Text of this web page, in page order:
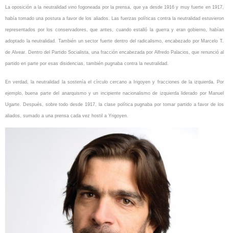
La oposición a la neutralidad vino fogoneada por la prensa, que ya desde 1916 y muy fuerte en 1917,
había tomado una postura a favor de los aliados. Las fuerzas políticas contra la neutralidad estuvieron
representados por los conservadores, que antes, cuando estalló la guerra y eran gobierno, habían
adoptado la neutralidad. También un sector fuerte dentro del radicalismo, encabezado por Marcelo T.
de Alvear. Dentro del Partido Socialista, una fracción encabezada por Alfredo Palacios, que renunció al
partido en parte por esas disidencias, también pugnaba contra la neutralidad.
En verdad, la neutralidad la sostenía el círculo cercano a Irigoyen y fracciones de la izquierda. Por
ejemplo, buena parte del anarquismo y un incipiente nacionalismo de izquierda liderado por Manuel
Ugarte. Después, sobre todo desde 1917, la clase política pugnaba por tomar partido a favor de los
aliados, sumado a una prensa cada vez hostil a Yrigoyen.